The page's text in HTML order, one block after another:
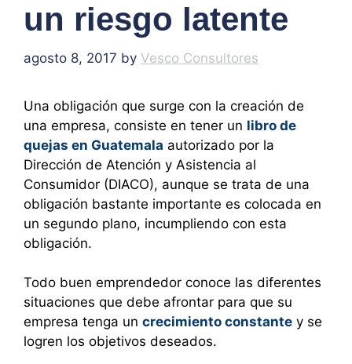
un riesgo latente
agosto 8, 2017 by Vesco Consultores
Una obligación que surge con la creación de
una empresa, consiste en tener un libro de
quejas en Guatemala autorizado por la
Dirección de Atención y Asistencia al
Consumidor (DIACO), aunque se trata de una
obligación bastante importante es colocada en
un segundo plano, incumpliendo con esta
obligación.
Todo buen emprendedor conoce las diferentes
situaciones que debe afrontar para que su
empresa tenga un crecimiento constante y se
logren los objetivos deseados.